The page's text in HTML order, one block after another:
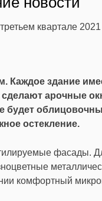
квартале 2021
Каждое здание
арочные
будет
остекление.
фасады.
комфортный